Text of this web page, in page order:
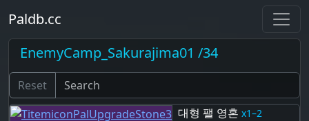
Paldb.cc
EnemyCamp_Sakurajima01 /34
Reset
대형 팰 영혼
1–2